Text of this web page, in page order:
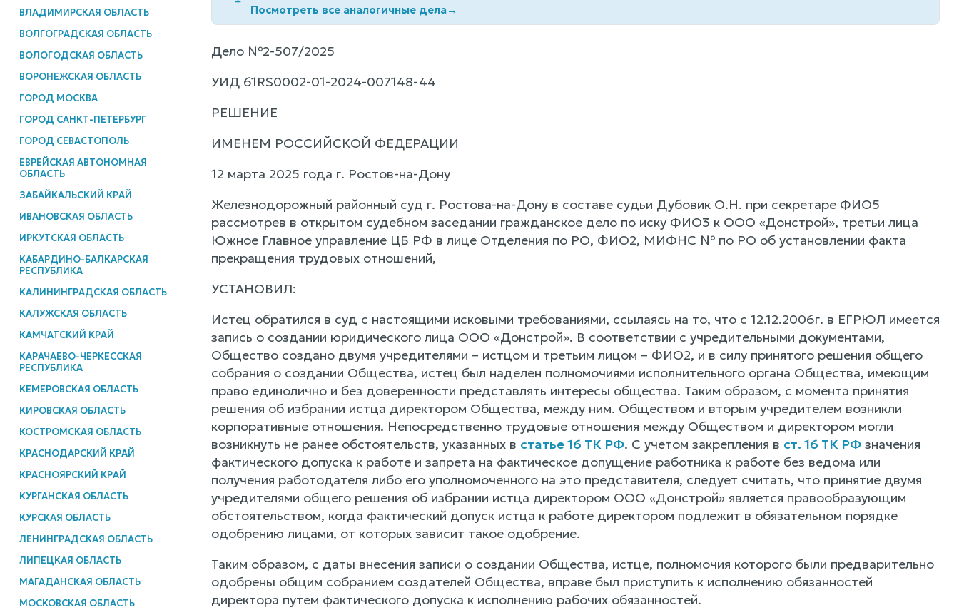
ВЛАДИМИРСКАЯ ОБЛАСТЬ
ВОЛГОГРАДСКАЯ ОБЛАСТЬ
ВОЛОГОДСКАЯ ОБЛАСТЬ
ВОРОНЕЖСКАЯ ОБЛАСТЬ
ГОРОД МОСКВА
ГОРОД САНКТ-ПЕТЕРБУРГ
ГОРОД СЕВАСТОПОЛЬ
ЕВРЕЙСКАЯ АВТОНОМНАЯ
ОБЛАСТЬ
ЗАБАЙКАЛЬСКИЙ КРАЙ
ИВАНОВСКАЯ ОБЛАСТЬ
ИРКУТСКАЯ ОБЛАСТЬ
КАБАРДИНО-БАЛКАРСКАЯ
РЕСПУБЛИКА
КАЛИНИНГРАДСКАЯ ОБЛАСТЬ
КАЛУЖСКАЯ ОБЛАСТЬ
КАМЧАТСКИЙ КРАЙ
КАРАЧАЕВО-ЧЕРКЕССКАЯ
РЕСПУБЛИКА
КЕМЕРОВСКАЯ ОБЛАСТЬ
КИРОВСКАЯ ОБЛАСТЬ
КОСТРОМСКАЯ ОБЛАСТЬ
КРАСНОДАРСКИЙ КРАЙ
КРАСНОЯРСКИЙ КРАЙ
КУРГАНСКАЯ ОБЛАСТЬ
КУРСКАЯ ОБЛАСТЬ
ЛЕНИНГРАДСКАЯ ОБЛАСТЬ
ЛИПЕЦКАЯ ОБЛАСТЬ
МАГАДАНСКАЯ ОБЛАСТЬ
МОСКОВСКАЯ ОБЛАСТЬ
Посмотреть все аналогичные дела→
Дело №2-507/2025
УИД 61RS0002-01-2024-007148-44
РЕШЕНИЕ
ИМЕНЕМ РОССИЙСКОЙ ФЕДЕРАЦИИ
12 марта 2025 года г. Ростов-на-Дону
Железнодорожный районный суд г. Ростова-на-Дону в составе судьи Дубовик О.Н. при секретаре ФИО5
рассмотрев в открытом судебном заседании гражданское дело по иску ФИО3 к ООО «Донстрой», третьи лица
Южное Главное управление ЦБ РФ в лице Отделения по РО, ФИО2, МИФНС № по РО об установлении факта
прекращения трудовых отношений,
УСТАНОВИЛ:
Истец обратился в суд с настоящими исковыми требованиями, ссылаясь на то, что с 12.12.2006г. в ЕГРЮЛ имеется
запись о создании юридического лица ООО «Донстрой». В соответствии с учредительными документами,
Общество создано двумя учредителями – истцом и третьим лицом – ФИО2, и в силу принятого решения общего
собрания о создании Общества, истец был наделен полномочиями исполнительного органа Общества, имеющим
право единолично и без доверенности представлять интересы общества. Таким образом, с момента принятия
решения об избрании истца директором Общества, между ним. Обществом и вторым учредителем возникли
корпоративные отношения. Непосредственно трудовые отношения между Обществом и директором могли
возникнуть не ранее обстоятельств, указанных в статье 16 ТК РФ. С учетом закрепления в ст. 16 ТК РФзначения
фактического допуска к работе и запрета на фактическое допущение работника к работе без ведома или
получения работодателя либо его уполномоченного на это представителя, следует считать, что принятие двумя
учредителями общего решения об избрании истца директором ООО «Донстрой» является правообразующим
обстоятельством, когда фактический допуск истца к работе директором подлежит в обязательном порядке
одобрению лицами, от которых зависит такое одобрение.
Таким образом, с даты внесения записи о создании Общества, истце, полномочия которого были предварительно
одобрены общим собранием создателей Общества, вправе был приступить к исполнению обязанностей
директора путем фактического допуска к исполнению рабочих обязанностей.